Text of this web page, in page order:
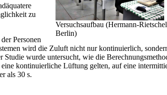
Versuchsaufbau (Hermann-
Berlin)
zu
Personen
wird die Zuluft nicht nur kontinuierlich,
wurde untersucht, wie die
kontinuierliche Lüftung gelten, auf eine
als 30 s.